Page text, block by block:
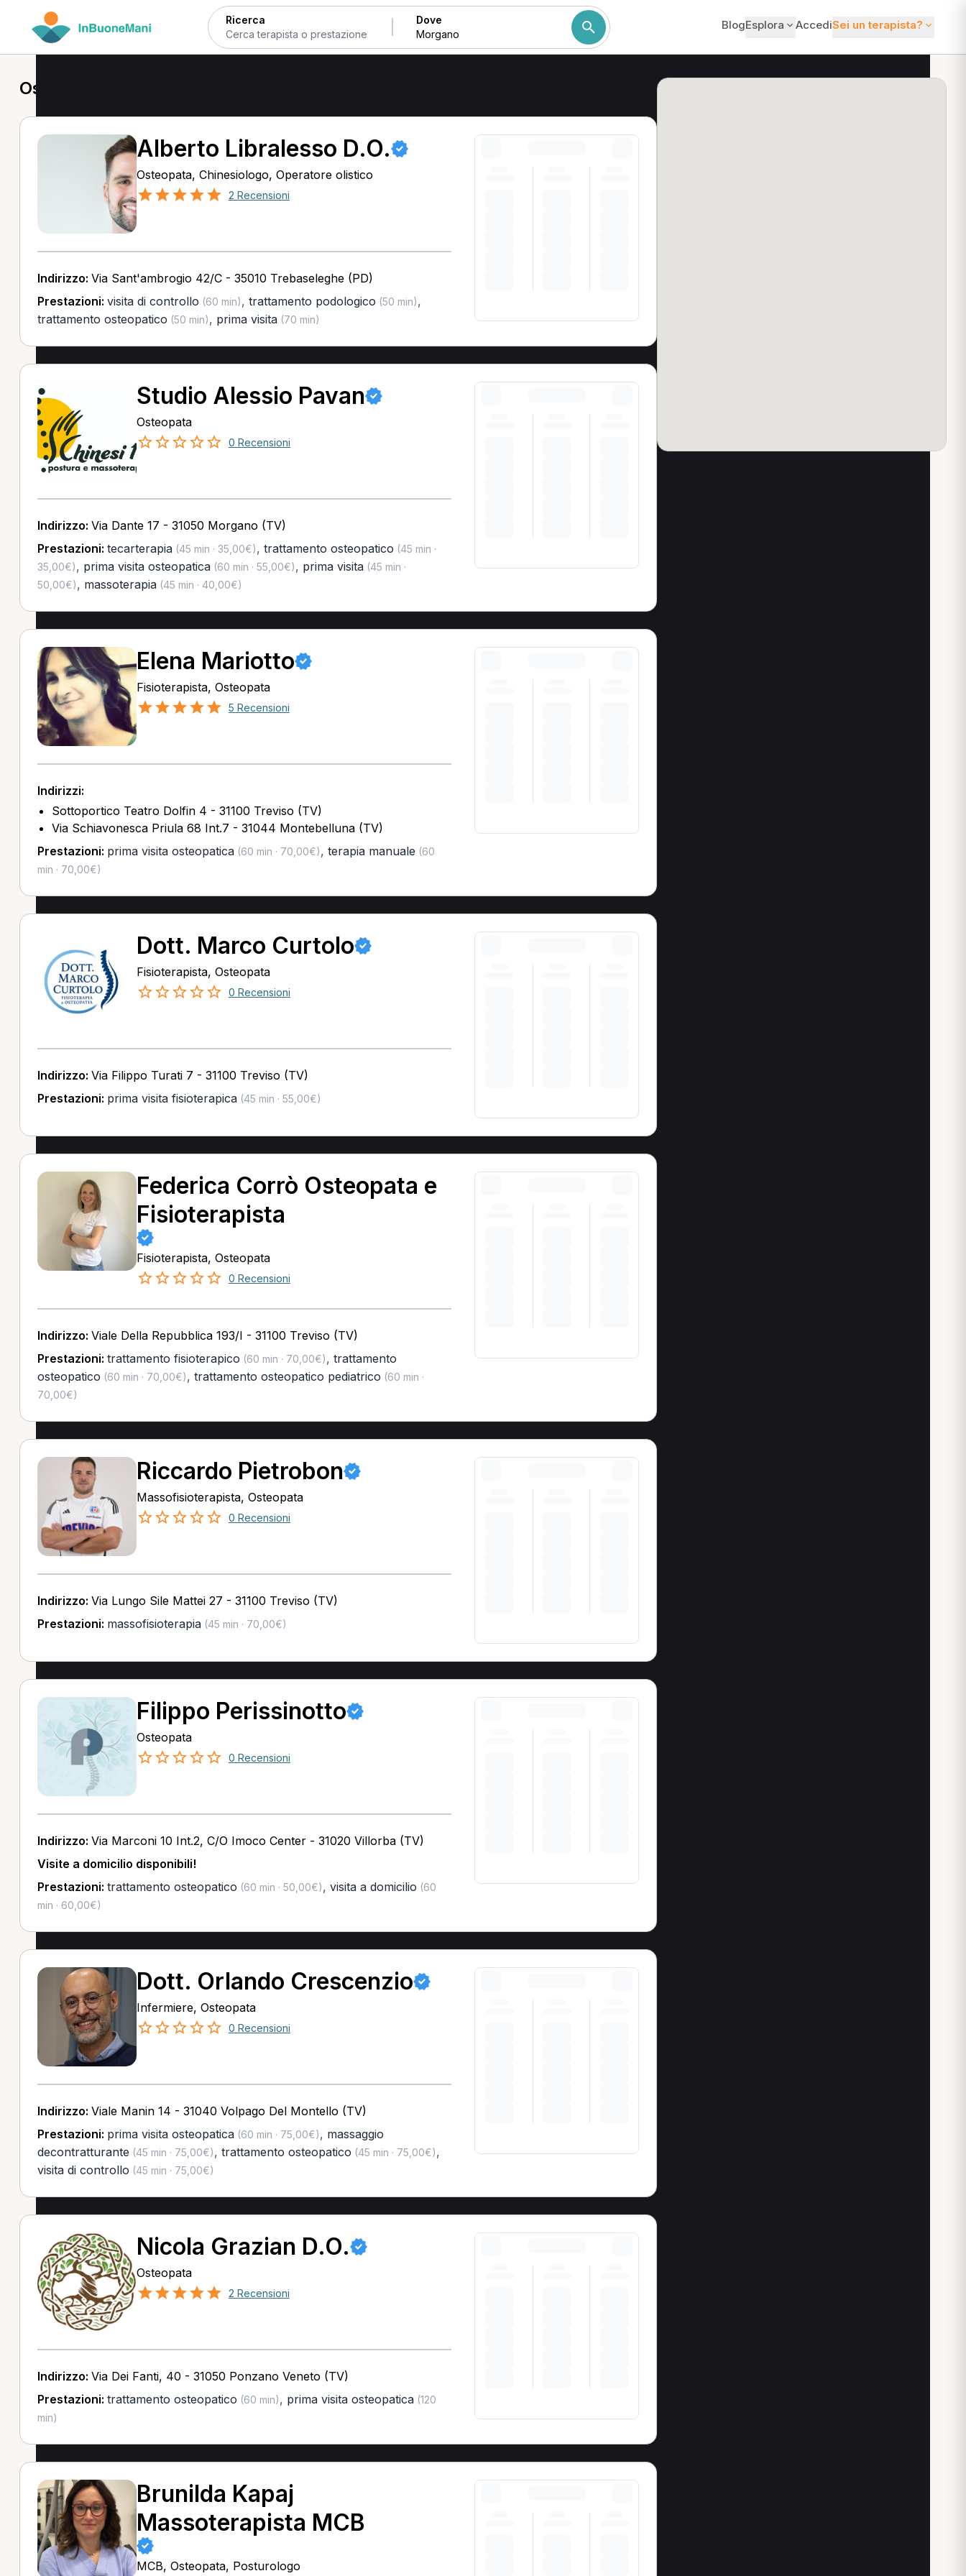
Ricerca Dove BlogEsplora AccediSei un terapista?
Osteopata a Morgano
Alberto Libralesso D.O.
Osteopata, Chinesiologo, Operatore olistico
2 Recensioni
Indirizzo: Via Sant'ambrogio 42/C - 35010 Trebaseleghe (PD)
Prestazioni: visita di controllo (60 min), trattamento podologico (50 min),
trattamento osteopatico (50 min), prima visita(70 min)
Studio Alessio Pavan
Osteopata
0 Recensioni
Indirizzo: Via Dante 17 - 31050 Morgano (TV)
Prestazioni: tecarterapia(45 min · 35,00€), trattamento osteopatico (45 min ·
35,00€), prima visita osteopatica(60 min · 55,00€), prima visita(45 min ·
50,00€), massoterapia(45 min · 40,00€)
Elena Mariotto
Fisioterapista, Osteopata
5 Recensioni
Indirizzi:
Sottoportico Teatro Dolfin 4 - 31100 Treviso (TV)
Via Schiavonesca Priula 68 Int.7 - 31044 Montebelluna (TV)
Prestazioni: prima visita osteopatica(60 min · 70,00€), terapia manuale (60
min · 70,00€)
Dott. Marco Curtolo
Fisioterapista, Osteopata
0 Recensioni
Indirizzo: Via Filippo Turati 7 - 31100 Treviso (TV)
Prestazioni: prima visita fisioterapica(45 min · 55,00€)
Federica Corrò Osteopata e
Fisioterapista
Fisioterapista, Osteopata
0 Recensioni
Indirizzo: Viale Della Repubblica 193/I - 31100 Treviso (TV)
Prestazioni: trattamento fisioterapico (60 min · 70,00€), trattamento
osteopatico (60 min · 70,00€), trattamento osteopatico pediatrico (60 min ·
70,00€)
Riccardo Pietrobon
Massofisioterapista, Osteopata
0 Recensioni
Indirizzo: Via Lungo Sile Mattei 27 - 31100 Treviso (TV)
Prestazioni: massofisioterapia(45 min · 70,00€)
Filippo Perissinotto
Osteopata
0 Recensioni
Indirizzo: Via Marconi 10 Int.2, C/O Imoco Center - 31020 Villorba (TV)
Visite a domicilio disponibili!
Prestazioni: trattamento osteopatico (60 min · 50,00€), visita a domicilio (60
min · 60,00€)
Dott. Orlando Crescenzio
Infermiere, Osteopata
0 Recensioni
Indirizzo: Viale Manin 14 - 31040 Volpago Del Montello (TV)
Prestazioni: prima visita osteopatica(60 min · 75,00€), massaggio
decontratturante (45 min · 75,00€), trattamento osteopatico (45 min · 75,00€),
visita di controllo (45 min · 75,00€)
Nicola Grazian D.O.
Osteopata
2 Recensioni
Indirizzo: Via Dei Fanti, 40 - 31050 Ponzano Veneto (TV)
Prestazioni: trattamento osteopatico (60 min), prima visita osteopatica(120
min)
Brunilda Kapaj
Massoterapista MCB
MCB, Osteopata, Posturologo